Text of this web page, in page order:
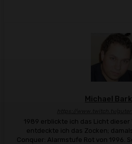
Michael
1989 erblickte ich das Licht dieser
entdeckte ich das Zocken;
Conquer: Alarmstufe Rot von 1996.